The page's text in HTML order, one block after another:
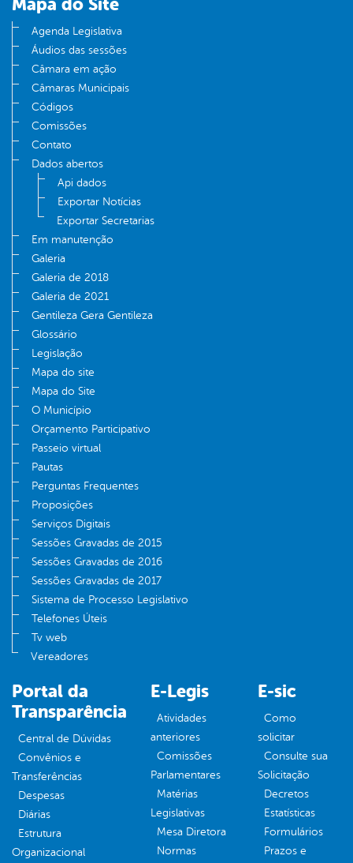
Mapa do Site
Agenda Legislativa
Áudios das sessões
Câmara em ação
Câmaras Municipais
Códigos
Comissões
Contato
Dados abertos
Api dados
Exportar Notícias
Exportar Secretarias
Em manutenção
Galeria
Galeria de 2018
Galeria de 2021
Gentileza Gera Gentileza
Glossário
Legislação
Mapa do site
Mapa do Site
O Município
Orçamento Participativo
Passeio virtual
Pautas
Perguntas Frequentes
Proposições
Serviços Digitais
Sessões Gravadas de 2015
Sessões Gravadas de 2016
Sessões Gravadas de 2017
Sistema de Processo Legislativo
Telefones Úteis
Tv web
Vereadores
Portal da
Transparência
Central de Dúvidas
Convênios e
Transferências
Despesas
Diárias
Estrutura
Organizacional
E-Legis
Atividades
anteriores
Comissões
Parlamentares
Matérias
Legislativas
Mesa Diretora
Normas
E-sic
Como
solicitar
Consulte sua
Solicitação
Decretos
Estatísticas
Formulários
Prazos e